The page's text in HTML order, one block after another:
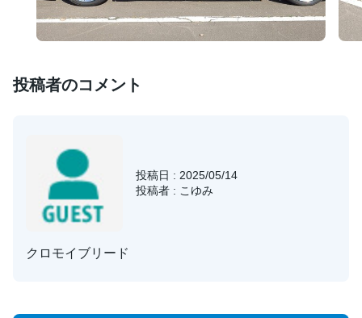
投稿者のコメント
投稿日 : 2025/05/14
投稿者 : こゆみ
クロモイブリード